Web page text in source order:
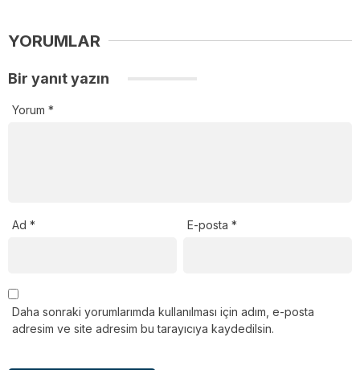
YORUMLAR
Bir yanıt yazın
Yorum *
Ad * E-posta*
Daha sonraki yorumlarımda kullanılması için adım, e-posta
adresim ve site adresim bu tarayıcıya kaydedilsin.